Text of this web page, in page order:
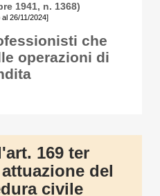
1941, n. 1368)
26/11/2024]
che
operazioni di
169 ter
del
civile